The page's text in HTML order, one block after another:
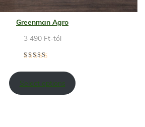
Greenman Agro
3 490 Ft-tól
Select options